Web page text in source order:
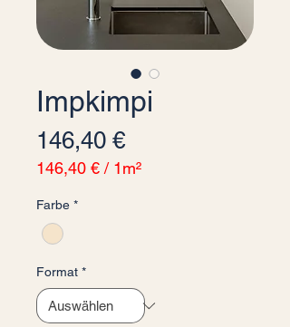
Impkimpi
146,40 €Preis
146,40 € / 1m²
pro
1
Quadratmeter
Farbe *
Format *